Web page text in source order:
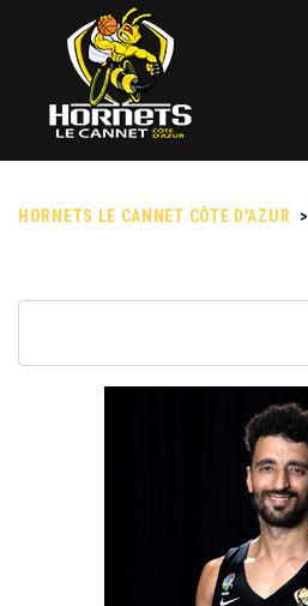
HORNETS LE CANNET CÔTE D'AZUR >